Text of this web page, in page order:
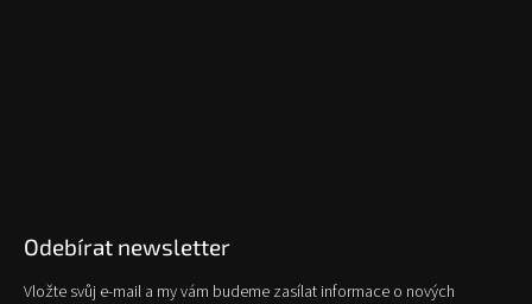
Odebírat newsletter
Vložte svůj e-mail a my vám budeme zasílat informace o nových